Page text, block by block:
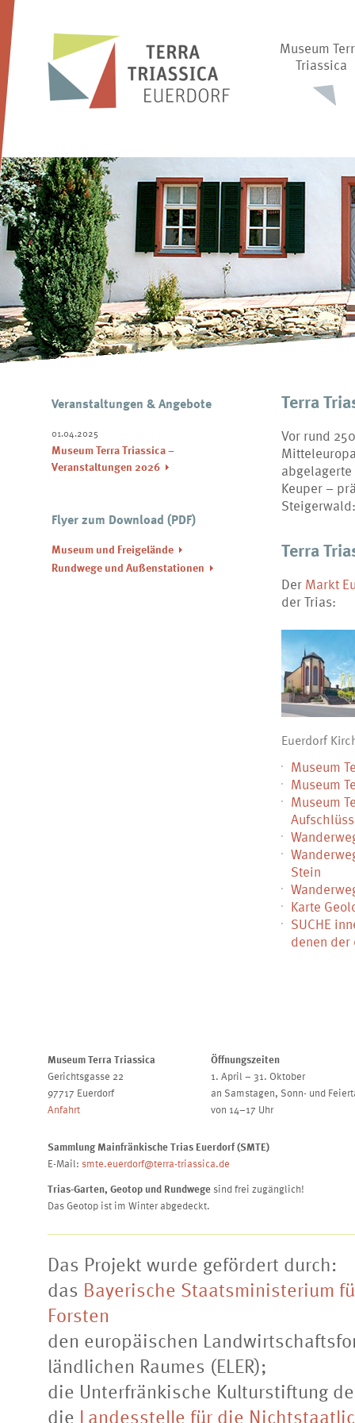
Museum
Triassica
Veranstaltungen & Angebote
01.04.2025
Museum Terra Triassica –
Veranstaltungen 2026
Flyer zum Download (PDF)
Museum und Freigelände
Rundwege und Außenstationen
Terra
Vor rund
Keuper –
Terra
DerMarkt
der Trias:
Euerdorf
Museum
Museum
Museum
Stein
Karte
SUCHE
denen
Museum Terra Triassica
Gerichtsgasse 22
97717 Euerdorf
Anfahrt
Öffnungszeiten
1. April – 31. Oktober
an Samstagen, Sonn- und
von 14–17 Uhr
Sammlung Mainfränkische Trias Euerdorf (SMTE)
E-Mail: smte.euerdorf@terra-triassica.de
Trias-Garten, Geotop und Rundwege sind frei zugänglich!
Das Geotop ist im Winter abgedeckt.
Das Projekt wurde gefördert durch:
das Bayerische Staatsministerium
Forsten
den europäischen
ländlichen Raumes (ELER);
die Unterfränkische Kulturstiftung
die Landesstelle für die